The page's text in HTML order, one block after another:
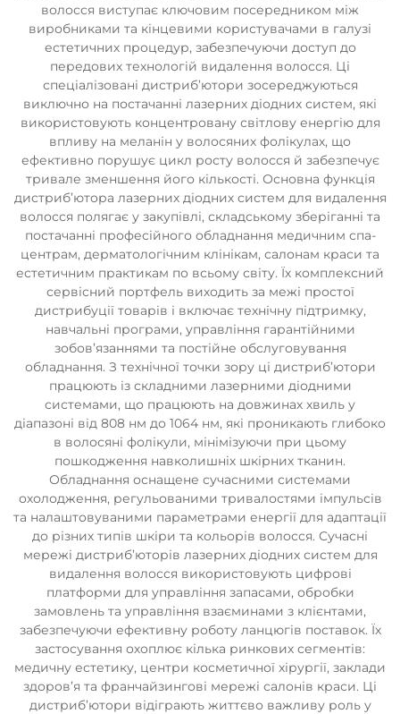
волосся виступає ключовим посередником між
виробниками та кінцевими користувачами в галузі
естетичних процедур, забезпечуючи доступ до
передових технологій видалення волосся. Ці
спеціалізовані дистриб’ютори зосереджуються
виключно на постачанні лазерних діодних систем, які
використовують концентровану світлову енергію для
впливу на меланін у волосяних фолікулах, що
ефективно порушує цикл росту волосся й забезпечує
тривале зменшення його кількості. Основна функція
дистриб’ютора лазерних діодних систем для видалення
волосся полягає у закупівлі, складському зберіганні та
постачанні професійного обладнання медичним спа-
центрам, дерматологічним клінікам, салонам краси та
естетичним практикам по всьому світу. Їх комплексний
сервісний портфель виходить за межі простої
дистрибуції товарів і включає технічну підтримку,
навчальні програми, управління гарантійними
зобов’язаннями та постійне обслуговування
обладнання. З технічної точки зору ці дистриб’ютори
працюють із складними лазерними діодними
системами, що працюють на довжинах хвиль у
діапазоні від 808 нм до 1064 нм, які проникають глибоко
в волосяні фолікули, мінімізуючи при цьому
пошкодження навколишніх шкірних тканин.
Обладнання оснащене сучасними системами
охолодження, регульованими тривалостями імпульсів
та налаштовуваними параметрами енергії для адаптації
до різних типів шкіри та кольорів волосся. Сучасні
мережі дистриб’юторів лазерних діодних систем для
видалення волосся використовують цифрові
платформи для управління запасами, обробки
замовлень та управління взаєминами з клієнтами,
забезпечуючи ефективну роботу ланцюгів поставок. Їх
застосування охоплює кілька ринкових сегментів:
медичну естетику, центри косметичної хірургії, заклади
здоров’я та франчайзингові мережі салонів краси. Ці
дистриб’ютори відіграють життєво важливу роль у